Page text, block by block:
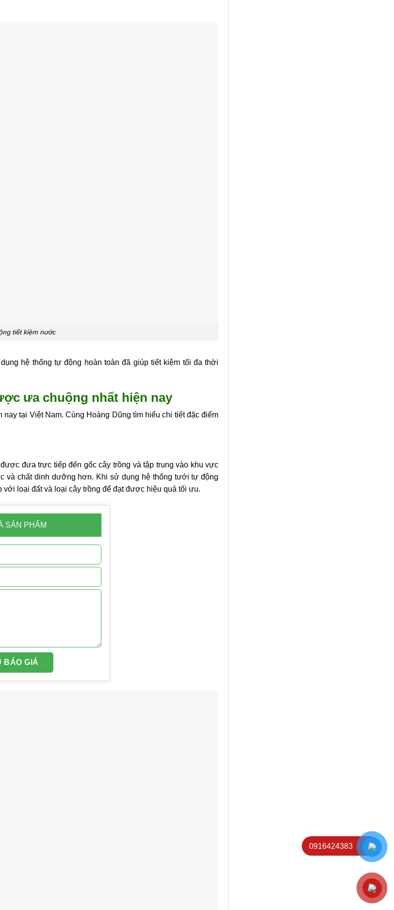
tiết kiệm nước
hệ thống tự động hoàn toàn đã giúp tiết kiệm tối đa thời
ưa chuộng nhất hiện nay
tại Việt Nam. Cùng Hoàng Dũng tìm hiểu chi tiết đặc điểm
đưa trực tiếp đến gốc cây trồng và tập trung vào khu vực
và chất dinh dưỡng hơn. Khi sử dụng hệ thống tưới tự động
loại đất và loại cây trồng để đạt được hiệu quả tối ưu.
SẢN PHẨM
0916424383